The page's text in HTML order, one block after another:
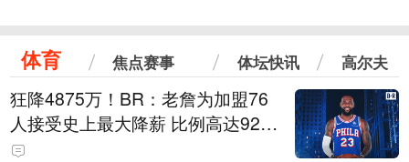
体育 焦点赛事 体坛快讯 高尔夫
狂降4875万！BR：老詹为加盟76
人接受史上最大降薪 比例高达92.
6%